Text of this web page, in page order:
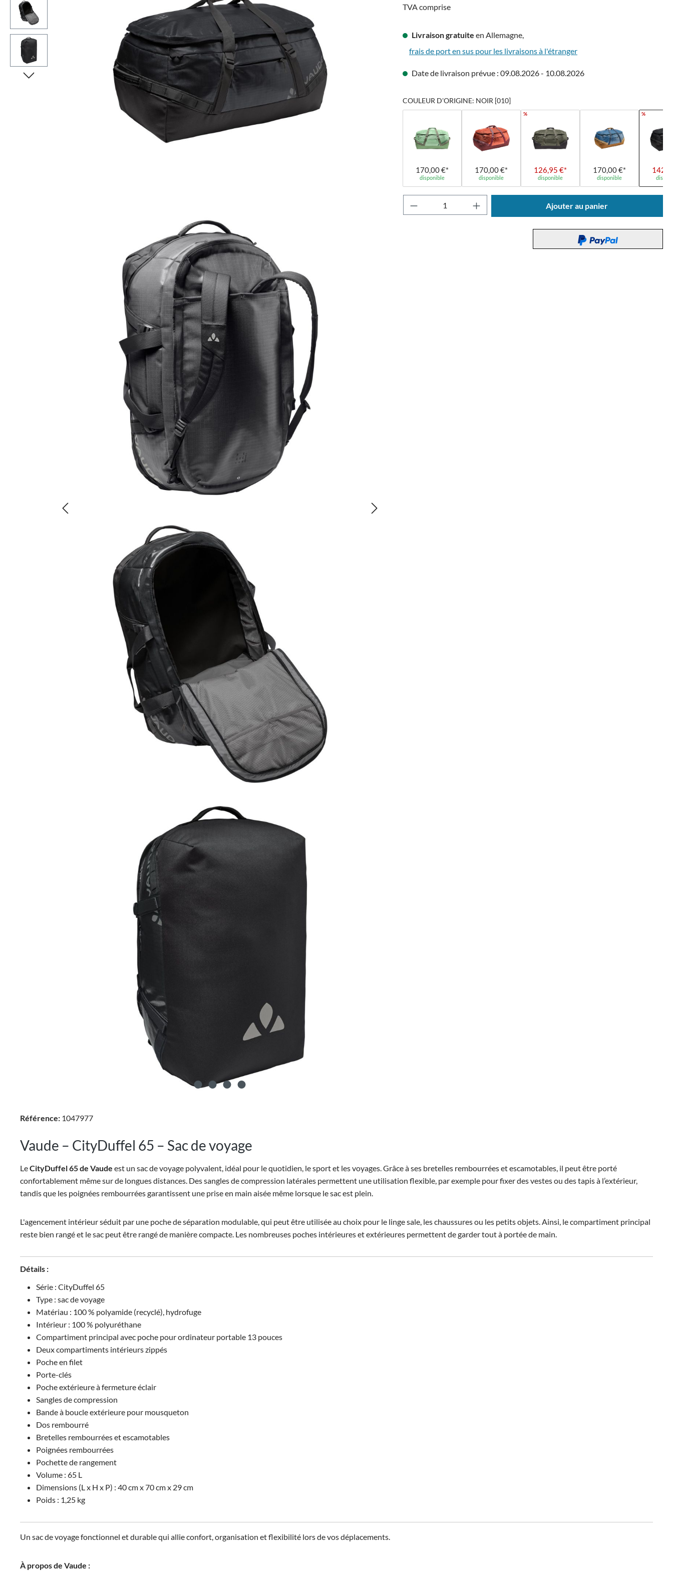
TVA comprise
Livraison gratuite en Allemagne,
frais de port en sus pour les livraisons à l'étranger
Date de livraison prévue : 09.08.2026 - 10.08.2026
COULEUR D'ORIGINE: NOIR [010]
170,00 €*
disponible
170,00 €*
disponible
%
126,95 €*
disponible
170,00 €*
disponible
%
Quantité de produit : Entrez la quantité souhaitée
Ajouter au panier
Référence: 1047977
Vaude – CityDuffel 65 – Sac de voyage
LeCityDuffel 65 de Vaude est un sac de voyage polyvalent, idéal pour le quotidien, le sport et les voyages. Grâce à ses bretelles rembourrées et escamotables, il peut être porté
confortablement même sur de longues distances. Des sangles de compression latérales permettent une utilisation flexible, par exemple pour fixer des vestes ou des tapis à l’extérieur,
tandis que les poignées rembourrées garantissent une prise en main aisée même lorsque le sac est plein.
L'agencement intérieur séduit par une poche de séparation modulable, qui peut être utilisée au choix pour le linge sale, les chaussures ou les petits objets. Ainsi, le compartiment principal
reste bien rangé et le sac peut être rangé de manière compacte. Les nombreuses poches intérieures et extérieures permettent de garder tout à portée de main.
Détails :
Série : CityDuffel 65
Type : sac de voyage
Matériau : 100 % polyamide (recyclé), hydrofuge
Intérieur : 100 % polyuréthane
Compartiment principal avec poche pour ordinateur portable 13 pouces
Deux compartiments intérieurs zippés
Poche en filet
Porte-clés
Poche extérieure à fermeture éclair
Sangles de compression
Bande à boucle extérieure pour mousqueton
Dos rembourré
Bretelles rembourrées et escamotables
Poignées rembourrées
Pochette de rangement
Volume : 65 L
Dimensions (L x H x P) : 40 cm x 70 cm x 29 cm
Poids : 1,25 kg
Un sac de voyage fonctionnel et durable qui allie confort, organisation et flexibilité lors de vos déplacements.
À propos de Vaude :